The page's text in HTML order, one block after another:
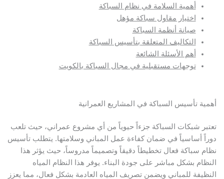
أهمية السلامة في نظام السباكة
اختيار مقاول سباكة مؤهل
صيانة أنظمة السباكة
التكاليف المتعلقة بتأسيس السباكة
أهم الأسئلة الشائعة
توجهات مستقبلية في مجال السباكة بالكويت
أهمية تأسيس السباكة في المشاريع العمرانية
تعتبر شبكات السباكة جزءاً حيوياً من أي مشروع عمراني، حيث تلعب
دوراً أساسياً في ضمان كفاءة عمل المباني وسلامتها. يتطلب تأسيس
نظام سباكة فعال تخطيطاً دقيقاً وتصميماً مدروساً، حيث يؤثر هذا
النظام بشكل مباشر على جودة البناء. يوفر هذا النظام المياه
النظيفة للمباني ويضمن تصريف المياه العادمة بشكل فعال، مما يعزز